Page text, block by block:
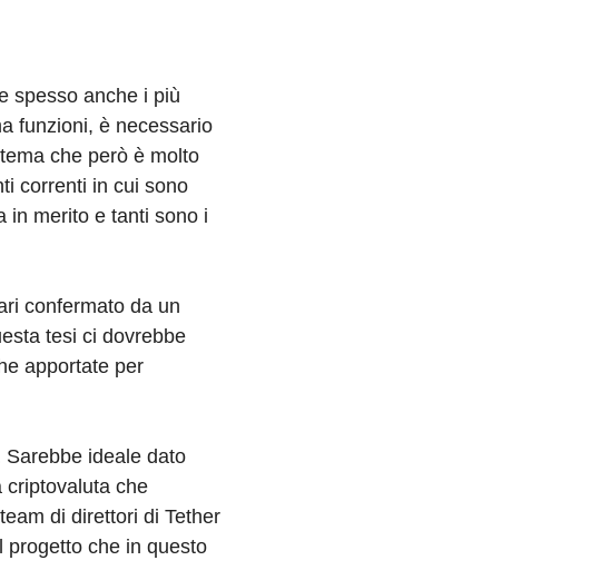
spesso anche i più
funzioni, è necessario
che però è molto
correnti in cui sono
in merito e tanti sono i
confermato da un
tesi ci dovrebbe
apportate per
ideale dato
criptovaluta che
di direttori di Tether
progetto che in questo